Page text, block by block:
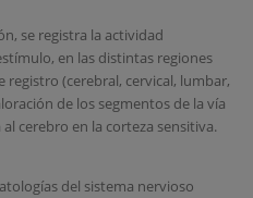
se registra la actividad
en las distintas regiones
(cerebral, cervical, lumbar,
de los segmentos de la vía
cerebro en la corteza sensitiva.
del sistema nervioso